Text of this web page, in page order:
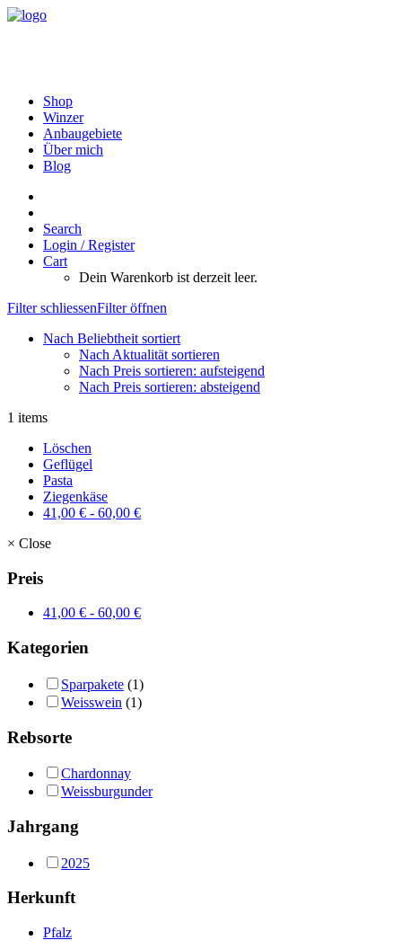
Shop
Winzer
Anbaugebiete
Über mich
Blog
Search
Login / Register
Cart
Dein Warenkorb ist derzeit leer.
Filter schliessenFilter öffnen
Nach Beliebtheit sortiert
Nach Aktualität sortieren
Nach Preis sortieren: aufsteigend
Nach Preis sortieren: absteigend
1 items
Löschen
Geflügel
Pasta
Ziegenkäse
41,00 € - 60,00 €
× Close
Preis
41,00 € - 60,00 €
Kategorien
Sparpakete (1)
Weisswein (1)
Rebsorte
Chardonnay
Weissburgunder
Jahrgang
2025
Herkunft
Pfalz